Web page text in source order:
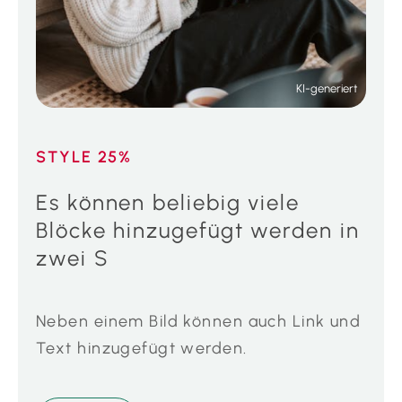
KI-generiert
STYLE 25%
Es können beliebig viele
Blöcke hinzugefügt werden in
zwei S
Neben einem Bild können auch Link und
Text hinzugefügt werden.